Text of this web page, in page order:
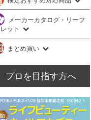
メーカーカタログ・リーフ
レット
まとめ買い
プロを目指す方へ